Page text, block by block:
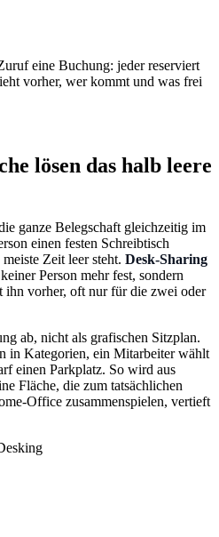
eine Buchung: jeder reserviert
vorher, wer kommt und was frei
lösen das halb leere
ganze Belegschaft gleichzeitig im
einen festen Schreibtisch
Zeit leer steht. Desk-Sharing
Person mehr fest, sondern
vorher, oft nur für die zwei oder
ab, nicht als grafischen Sitzplan.
in Kategorien, ein Mitarbeiter wählt
einen Parkplatz. So wird aus
Fläche, die zum tatsächlichen
Office zusammenspielen, vertieft